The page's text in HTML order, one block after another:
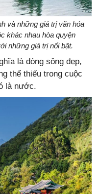
và những giá trị văn hóa
khác nhau hòa quyện
những giá trị nổi bật.
là dòng sông đẹp,
thể thiếu trong cuộc
là nước.